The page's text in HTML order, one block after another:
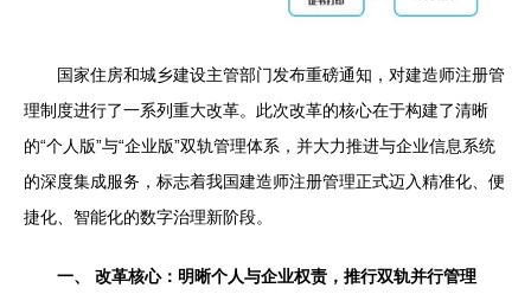
国家住房和城乡建设主管部门发布重磅通知，对建造师注册管
理制度进行了一系列重大改革。此次改革的核心在于构建了清晰
的“个人版”与“企业版”双轨管理体系，并大力推进与企业信息系统
的深度集成服务，标志着我国建造师注册管理正式迈入精准化、便
捷化、智能化的数字治理新阶段。
一、 改革核心：明晰个人与企业权责，推行双轨并行管理